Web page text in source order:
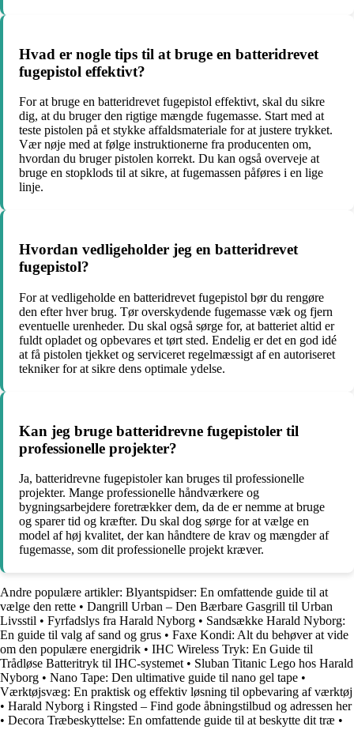
Hvad er nogle tips til at bruge en batteridrevet
fugepistol effektivt?
For at bruge en batteridrevet fugepistol effektivt, skal du sikre
dig, at du bruger den rigtige mængde fugemasse. Start med at
teste pistolen på et stykke affaldsmateriale for at justere trykket.
Vær nøje med at følge instruktionerne fra producenten om,
hvordan du bruger pistolen korrekt. Du kan også overveje at
bruge en stopklods til at sikre, at fugemassen påføres i en lige
linje.
Hvordan vedligeholder jeg en batteridrevet
fugepistol?
For at vedligeholde en batteridrevet fugepistol bør du rengøre
den efter hver brug. Tør overskydende fugemasse væk og fjern
eventuelle urenheder. Du skal også sørge for, at batteriet altid er
fuldt opladet og opbevares et tørt sted. Endelig er det en god idé
at få pistolen tjekket og serviceret regelmæssigt af en autoriseret
tekniker for at sikre dens optimale ydelse.
Kan jeg bruge batteridrevne fugepistoler til
professionelle projekter?
Ja, batteridrevne fugepistoler kan bruges til professionelle
projekter. Mange professionelle håndværkere og
bygningsarbejdere foretrækker dem, da de er nemme at bruge
og sparer tid og kræfter. Du skal dog sørge for at vælge en
model af høj kvalitet, der kan håndtere de krav og mængder af
fugemasse, som dit professionelle projekt kræver.
Andre populære artikler: Blyantspidser: En omfattende guide til at
vælge den rette • Dangrill Urban – Den Bærbare Gasgrill til Urban
Livsstil • Fyrfadslys fra Harald Nyborg • Sandsække Harald Nyborg:
En guide til valg af sand og grus • Faxe Kondi: Alt du behøver at vide
om den populære energidrik • IHC Wireless Tryk: En Guide til
Trådløse Batteritryk til IHC-systemet • Sluban Titanic Lego hos Harald
Nyborg • Nano Tape: Den ultimative guide til nano gel tape •
Værktøjsvæg: En praktisk og effektiv løsning til opbevaring af værktøj
• Harald Nyborg i Ringsted – Find gode åbningstilbud og adressen her
• Decora Træbeskyttelse: En omfattende guide til at beskytte dit træ •